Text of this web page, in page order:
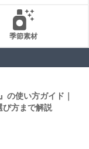
季節素材
使い方ガイド｜
び方まで解説